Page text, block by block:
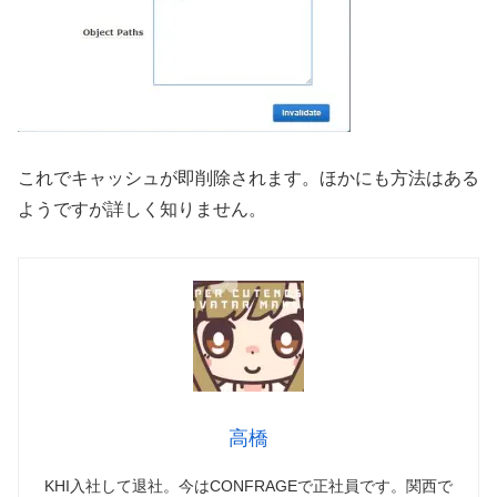
これでキャッシュが即削除されます。ほかにも方法はある
ようですが詳しく知りません。
高橋
KHI入社して退社。今はCONFRAGEで正社員です。関西で